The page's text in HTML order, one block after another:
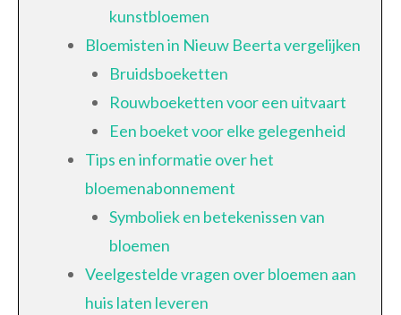
kunstbloemen
Bloemisten in Nieuw Beerta vergelijken
Bruidsboeketten
Rouwboeketten voor een uitvaart
Een boeket voor elke gelegenheid
Tips en informatie over het
bloemenabonnement
Symboliek en betekenissen van
bloemen
Veelgestelde vragen over bloemen aan
huis laten leveren